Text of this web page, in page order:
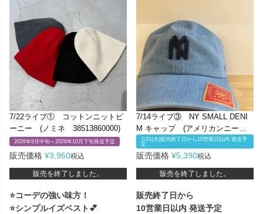
7/22ライブ① コットンニットビ
ーニー (ノミネ 38513860000)
2026年9月中旬～2026年10月下旬発送予定
販売価格 ¥3,960税込
販売を終了しました。
⭐コーデの強い味方！
⭐シンプルイズベスト💕
7/14ライブ③ NY SMALL DENI
M キャップ (アメリカンニード
ル SMU674A-NBY-Sd)
7/21(火)販売終了日から10営業日以内 発送予
定
販売価格 ¥5,390税込
販売を終了しました。
販売終了日から
10営業日以内 発送予定